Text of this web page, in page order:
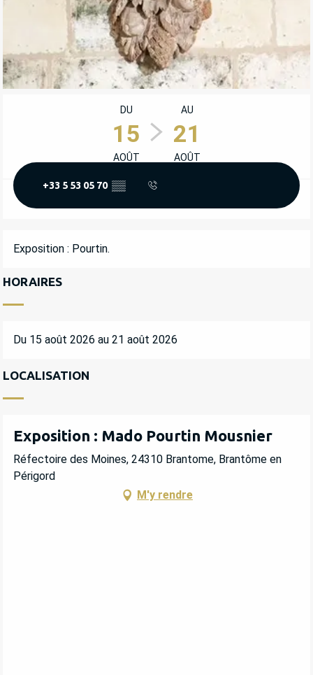
OUVERTURE ET COORDONNÉES
DU
15
AOÛT
AU
21
AOÛT
+33 5 53 05 70 ▒▒
DESCRIPTION
Exposition : Pourtin.
HORAIRES
Du 15 août 2026 au 21 août 2026
LOCALISATION
Exposition : Mado Pourtin Mousnier
Réfectoire des Moines, 24310 Brantome, Brantôme en
Périgord
M'y rendre